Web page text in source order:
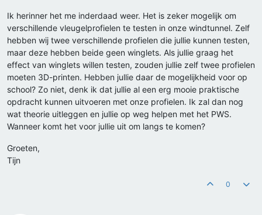
Ik herinner het me inderdaad weer. Het is zeker mogelijk om
verschillende vleugelprofielen te testen in onze windtunnel. Zelf
hebben wij twee verschillende profielen die jullie kunnen testen,
maar deze hebben beide geen winglets. Als jullie graag het
effect van winglets willen testen, zouden jullie zelf twee profielen
moeten 3D-printen. Hebben jullie daar de mogelijkheid voor op
school? Zo niet, denk ik dat jullie al een erg mooie praktische
opdracht kunnen uitvoeren met onze profielen. Ik zal dan nog
wat theorie uitleggen en jullie op weg helpen met het PWS.
Wanneer komt het voor jullie uit om langs te komen?
Groeten,
Tijn
0